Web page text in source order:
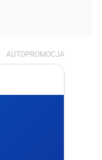
AUTOPROMOCJA